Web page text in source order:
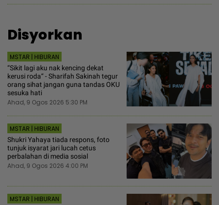
Disyorkan
MSTAR | HIBURAN
“Sikit lagi aku nak kencing dekat
kerusi roda“ - Sharifah Sakinah tegur
orang sihat jangan guna tandas OKU
sesuka hati
Ahad, 9 Ogos 2026 5:30 PM
MSTAR | HIBURAN
Shukri Yahaya tiada respons, foto
tunjuk isyarat jari lucah cetus
perbalahan di media sosial
Ahad, 9 Ogos 2026 4:00 PM
MSTAR | HIBURAN